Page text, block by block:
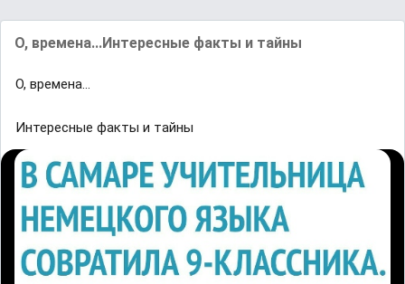
О, времена...Интересные факты и тайны
О, времена...
Интересные факты и тайны